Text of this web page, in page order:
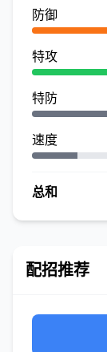
防御
特攻
特防
速度
总和
配招推荐